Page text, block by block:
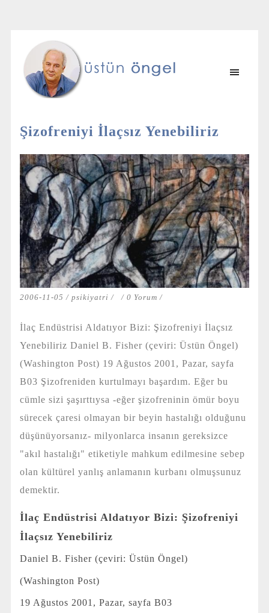
Şizofreniyi İlaçsız Yenebiliriz
2006-11-05 / psikiyatri / / 0 Yorum /
İlaç Endüstrisi Aldatıyor Bizi: Şizofreniyi İlaçsız
Yenebiliriz Daniel B. Fisher (çeviri: Üstün Öngel)
(Washington Post) 19 Ağustos 2001, Pazar, sayfa
B03 Şizofreniden kurtulmayı başardım. Eğer bu
cümle sizi şaşırttıysa -eğer şizofreninin ömür boyu
sürecek çaresi olmayan bir beyin hastalığı olduğunu
düşünüyorsanız- milyonlarca insanın gereksizce
"akıl hastalığı" etiketiyle mahkum edilmesine sebep
olan kültürel yanlış anlamanın kurbanı olmuşsunuz
demektir.
İlaç Endüstrisi Aldatıyor Bizi: Şizofreniyi
İlaçsız Yenebiliriz
Daniel B. Fisher (çeviri: Üstün Öngel)
(Washington Post)
19 Ağustos 2001, Pazar, sayfa B03